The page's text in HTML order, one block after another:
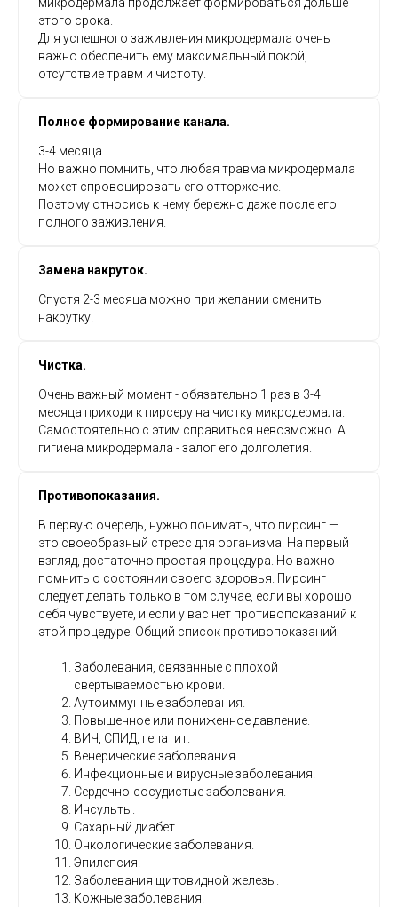
микродермала продолжает формироваться дольше
этого срока.
Для успешного заживления микродермала очень
важно обеспечить ему максимальный покой,
отсутствие травм и чистоту.
Полное формирование канала.
3-4 месяца.
Но важно помнить, что любая травма микродермала
может спровоцировать его отторжение.
Поэтому относись к нему бережно даже после его
полного заживления.
Замена накруток.
Спустя 2-3 месяца можно при желании сменить
накрутку.
Чистка.
Очень важный момент - обязательно 1 раз в 3-4
месяца приходи к пирсеру на чистку микродермала.
Самостоятельно с этим справиться невозможно. А
гигиена микродермала - залог его долголетия.
Противопоказания.
В первую очередь, нужно понимать, что пирсинг —
это своеобразный стресс для организма. На первый
взгляд, достаточно простая процедура. Но важно
помнить о состоянии своего здоровья. Пирсинг
следует делать только в том случае, если вы хорошо
себя чувствуете, и если у вас нет противопоказаний к
этой процедуре. Общий список противопоказаний:
Заболевания, связанные с плохой
свертываемостью крови.
Аутоиммунные заболевания.
Повышенное или пониженное давление.
ВИЧ, СПИД, гепатит.
Венерические заболевания.
Инфекционные и вирусные заболевания.
Сердечно-сосудистые заболевания.
Инсульты.
Сахарный диабет.
Онкологические заболевания.
Эпилепсия.
Заболевания щитовидной железы.
Кожные заболевания.